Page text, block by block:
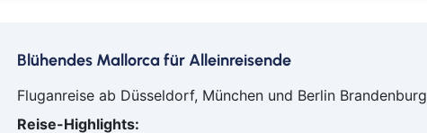
Blühendes Mallorca für Alleinreisende
Fluganreise ab Düsseldorf, München und Berlin Brandenburg
Reise-Highlights: